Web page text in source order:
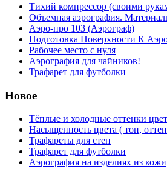
Тихий компрессор (своими
Объемная аэрография.
Аэро-про 103 (Аэрограф)
Подготовка Поверхности К
Рабочее место с нуля
Аэрография для чайников!
Трафарет для футболки
Новое
Тёплые и холодные оттенки
Насыщенность цвета ( тон,
Трафареты для стен
Трафарет для футболки
Аэрография на изделиях из кожи